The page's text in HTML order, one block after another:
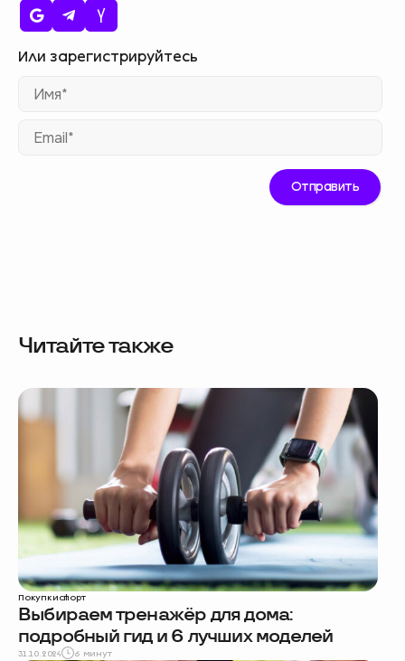
Читайте также
Покупкиспорт
Выбираем тренажёр для дома:
подробный гид и 6 лучших моделей
31.10.2024 6 минут